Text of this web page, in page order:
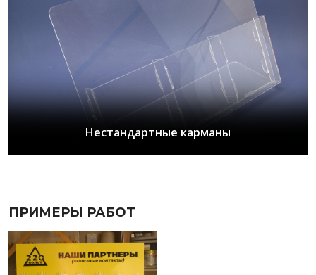
Нестандартные карманы
ПРИМЕРЫ РАБОТ